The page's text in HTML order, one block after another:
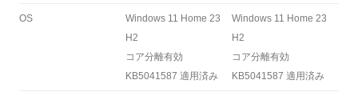
OS
Windows 11 Home 23
H2
コア分離有効
KB5041587 適用済み
Windows 11 Home 23
H2
コア分離有効
KB5041587 適用済み